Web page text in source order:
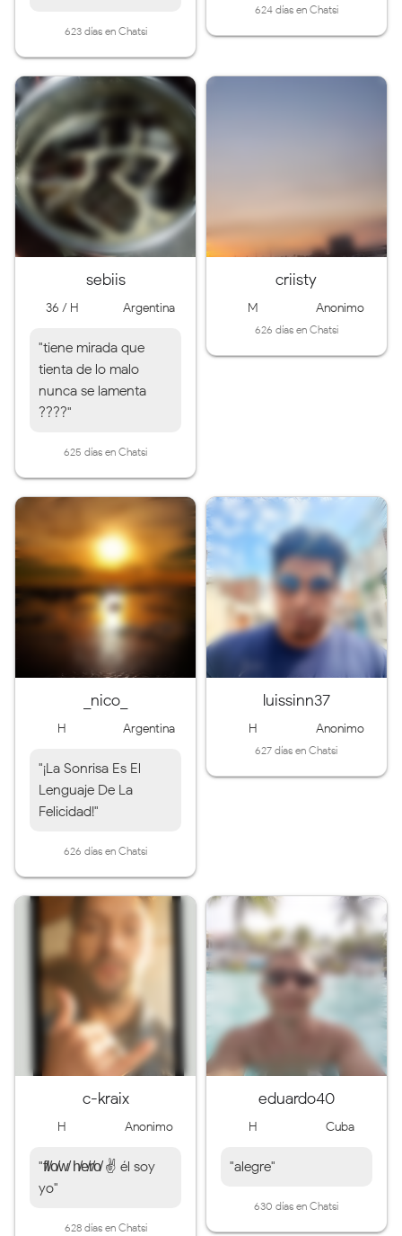
623 días en Chatsi
624 días en Chatsi
sebiis
36 / H Argentina
"tiene mirada que
tienta de lo malo
nunca se lamenta
????"
625 días en Chatsi
criisty
M Anonimo
626 días en Chatsi
_nico_
H Argentina
"¡La Sonrisa Es El
Lenguaje De La
Felicidad!"
626 días en Chatsi
luissinn37
H Anonimo
627 días en Chatsi
c-kraix
H Anonimo
"f̸l̸o̸w̸ h̸e̸r̸o̸ ✌ él soy
yo"
628 días en Chatsi
eduardo40
H Cuba
"alegre"
630 días en Chatsi